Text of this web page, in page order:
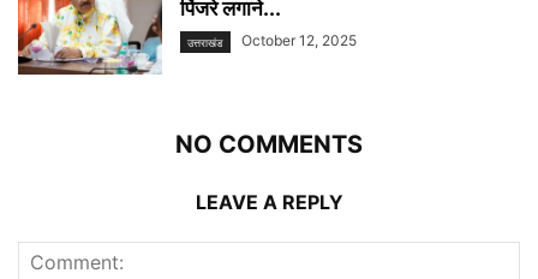
पिंजरे लगाने...
उत्तराखंड October 12, 2025
NO COMMENTS
LEAVE A REPLY